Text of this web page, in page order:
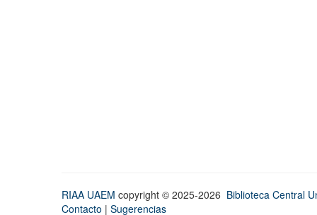
RIAA UAEM copyright © 2025-2026 Biblioteca Central
Contacto | Sugerencias